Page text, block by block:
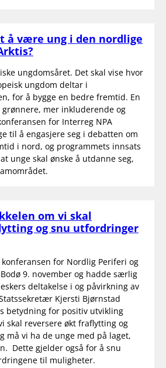
å være ung i den nordlige
ungdomsåret. Det skal vise hvor
ungdom deltar i
for å bygge en bedre fremtid. En
mer inkluderende og
for Interreg NPA
til å engasjere seg i debatten om
i nord, og programmets innsats
unge skal ønske å utdanne seg,
om vi skal
og snu utfordringer
for Nordlig Periferi og
9. november og hadde særlig
deltakelse i og påvirkning av
Kjersti Bjørnstad
betydning for positiv utvikling
skal reversere økt fraflytting og
må vi ha de unge med på laget,
Dette gjelder også for å snu
til muligheter.